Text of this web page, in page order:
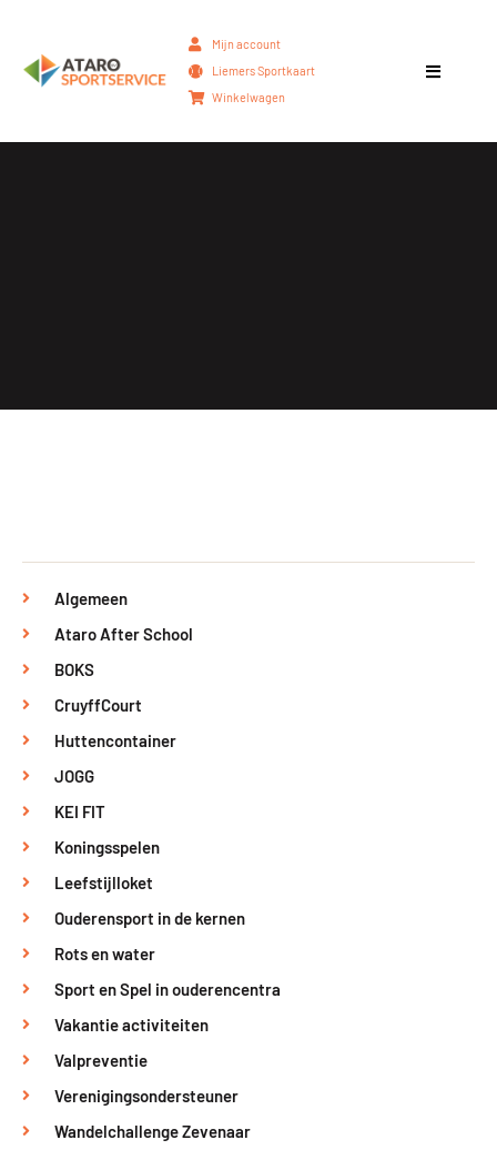
Mijn account
Liemers Sportkaart
Winkelwagen
Algemeen
Ataro After School
BOKS
CruyffCourt
Huttencontainer
JOGG
KEI FIT
Koningsspelen
Leefstijlloket
Ouderensport in de kernen
Rots en water
Sport en Spel in ouderencentra
Vakantie activiteiten
Valpreventie
Verenigingsondersteuner
Wandelchallenge Zevenaar